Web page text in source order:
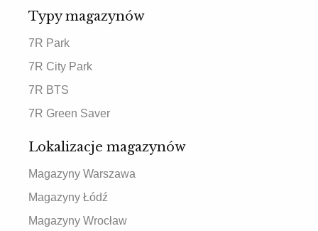
Typy magazynów
7R Park
7R City Park
7R BTS
7R Green Saver
Lokalizacje magazynów
Magazyny Warszawa
Magazyny Łódź
Magazyny Wrocław